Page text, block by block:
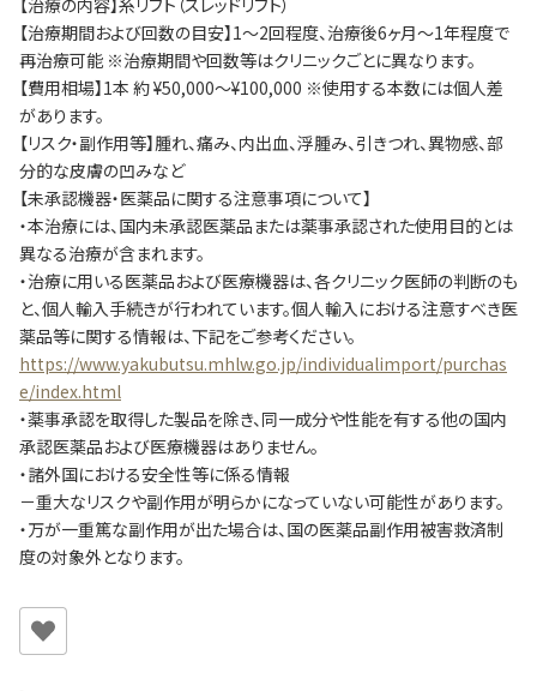
【治療の内容】糸リフト（スレッドリフト）
【治療期間および回数の目安】1～2回程度、治療後6ヶ月～1年程度で
再治療可能 ※治療期間や回数等はクリニックごとに異なります。
【費用相場】1本 約 ¥50,000～¥100,000 ※使用する本数には個人差
があります。
【リスク・副作用等】腫れ、痛み、内出血、浮腫み、引きつれ、異物感、部
分的な皮膚の凹みなど
【未承認機器・医薬品に関する注意事項について】
・本治療には、国内未承認医薬品または薬事承認された使用目的とは
異なる治療が含まれます。
・治療に用いる医薬品および医療機器は、各クリニック医師の判断のも
と、個人輸入手続きが行われています。個人輸入における注意すべき医
薬品等に関する情報は、下記をご参考ください。
https://www.yakubutsu.mhlw.go.jp/individualimport/purchas
e/index.html
・薬事承認を取得した製品を除き、同一成分や性能を有する他の国内
承認医薬品および医療機器はありません。
・諸外国における安全性等に係る情報
－重大なリスクや副作用が明らかになっていない可能性があります。
・万が一重篤な副作用が出た場合は、国の医薬品副作用被害救済制
度の対象外となります。